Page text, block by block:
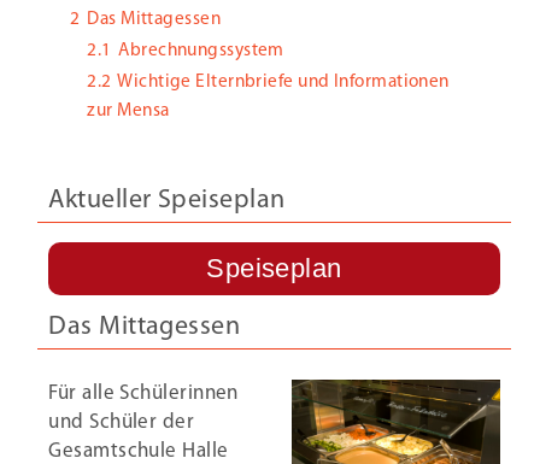
2 Das Mittagessen
2.1
Abrechnungssystem
2.2 Wichtige Elternbriefe und Informationen
zur Mensa
Aktueller Speiseplan
Speiseplan
Das Mittagessen
Für alle Schülerinnen
und Schüler der
Gesamtschule Halle